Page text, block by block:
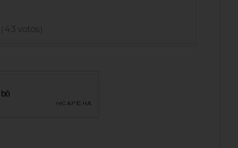
(43 votos)